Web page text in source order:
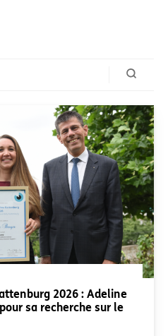
2026 : Adeline
sa recherche sur le